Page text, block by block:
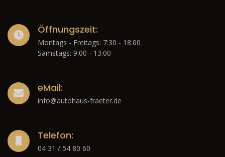
Öffnungszeit:
Montags - Freitags: 7:30 - 18:00
Samstags: 9:00 - 13:00
eMail:
info@autohaus-fraeter.de
Telefon:
04 31 / 54 80 60